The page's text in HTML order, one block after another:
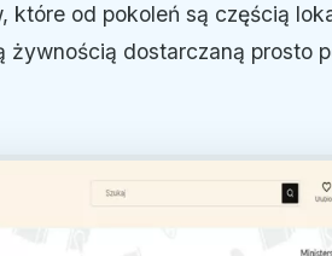
które od pokoleń są częścią
żywnością dostarczaną prosto